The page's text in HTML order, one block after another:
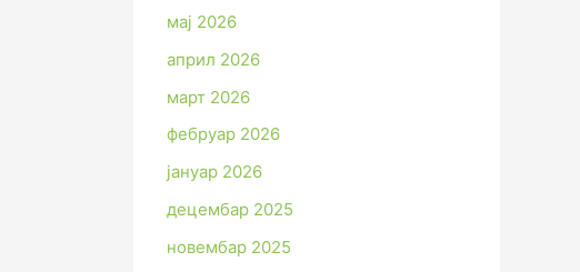
мај 2026
април 2026
март 2026
фебруар 2026
јануар 2026
децембар 2025
новембар 2025